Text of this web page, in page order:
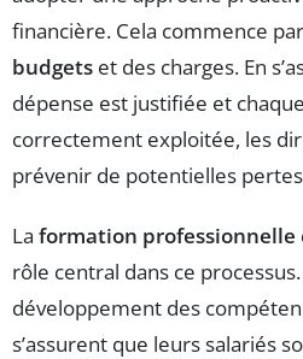
financière. Cela commence
budgets et des charges. En
dépense est justifiée et
correctement exploitée, les
prévenir de potentielles
La formation professionnelle
rôle central dans ce
développement des
s’assurent que leurs salariés